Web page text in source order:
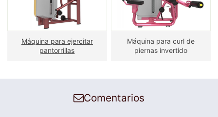
Máquina para ejercitar
pantorrillas
Máquina para curl de
piernas invertido
Comentarios